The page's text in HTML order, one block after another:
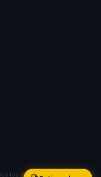
los derechos reservados